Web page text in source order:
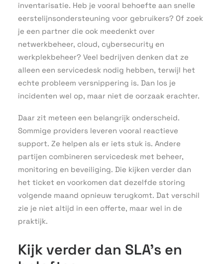
inventarisatie. Heb je vooral behoefte aan snelle
eerstelijnsondersteuning voor gebruikers? Of zoek
je een partner die ook meedenkt over
netwerkbeheer, cloud, cybersecurity en
werkplekbeheer? Veel bedrijven denken dat ze
alleen een servicedesk nodig hebben, terwijl het
echte probleem versnippering is. Dan los je
incidenten wel op, maar niet de oorzaak erachter.
Daar zit meteen een belangrijk onderscheid.
Sommige providers leveren vooral reactieve
support. Ze helpen als er iets stuk is. Andere
partijen combineren servicedesk met beheer,
monitoring en beveiliging. Die kijken verder dan
het ticket en voorkomen dat dezelfde storing
volgende maand opnieuw terugkomt. Dat verschil
zie je niet altijd in een offerte, maar wel in de
praktijk.
Kijk verder dan SLA’s en